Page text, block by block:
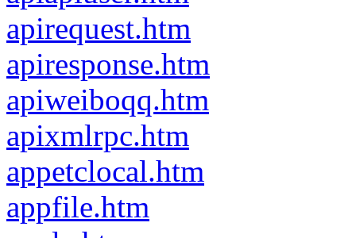
apirequest.htm
apiresponse.htm
apiweiboqq.htm
apixmlrpc.htm
appetclocal.htm
appfile.htm